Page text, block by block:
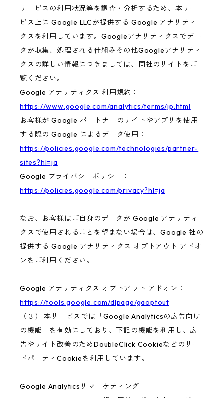
サービスの利用状況等を調査・分析するため、本サー
ビス上に Google LLCが提供する Google アナリティ
クスを利用しています。Googleアナリティクスでデー
タが収集、処理される仕組みその他Googleアナリティ
クスの詳しい情報につきましては、同社のサイトをご
覧ください。
Google アナリティクス 利用規約：
https://www.google.com/analytics/terms/jp.html
お客様が Google パートナーのサイトやアプリを使用
する際の Google によるデータ使用：
https://policies.google.com/technologies/partner-
sites?hl=ja
Google プライバシーポリシー：
https://policies.google.com/privacy?hl=ja
なお、お客様はご自身のデータが Google アナリティ
クスで使用されることを望まない場合は、Google 社の
提供する Google アナリティクス オプトアウト アドオ
ンをご利用ください。
Google アナリティクス オプトアウト アドオン：
https://tools.google.com/dlpage/gaoptout
（３） 本サービスでは「Google Analyticsの広告向け
の機能」を有効にしており、下記の機能を利用し、広
告やサイト改善のためDoubleClick Cookieなどのサー
ドパーティCookieを利用しています。
Google Analyticsリマーケティング